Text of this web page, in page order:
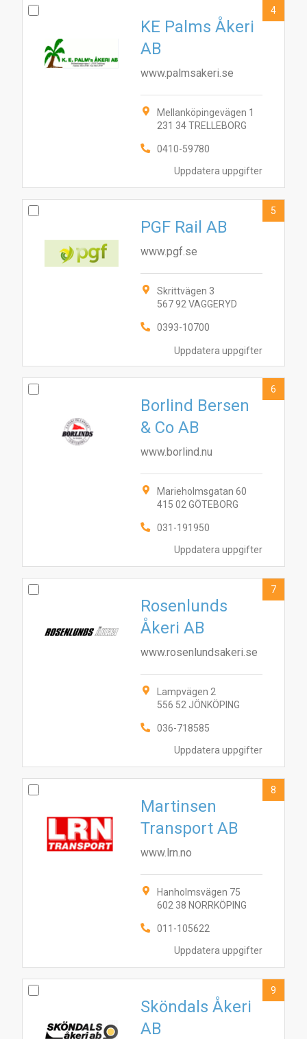
Uppdatera uppgifter
KE Palms Åkeri
AB
www.palmsakeri.se
Mellanköpingevägen 1
231 34 TRELLEBORG
0410-59780
4
Uppdatera uppgifter
PGF Rail AB
www.pgf.se
Skrittvägen 3
567 92 VAGGERYD
0393-10700
5
Uppdatera uppgifter
Borlind Bersen
& Co AB
www.borlind.nu
Marieholmsgatan 60
415 02 GÖTEBORG
031-191950
6
Uppdatera uppgifter
Rosenlunds
Åkeri AB
www.rosenlundsakeri.se
Lampvägen 2
556 52 JÖNKÖPING
036-718585
7
Uppdatera uppgifter
Martinsen
Transport AB
www.lrn.no
Hanholmsvägen 75
602 38 NORRKÖPING
011-105622
8
Sköndals Åkeri
AB
9